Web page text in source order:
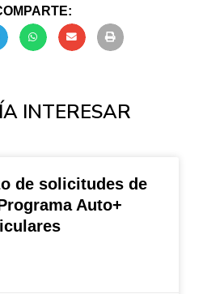
INTERESAR
de solicitudes de
Auto+